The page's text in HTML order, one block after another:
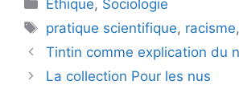
Éthique, Sociologie
Étiquettes
pratique scientifique, racisme
Tintin comme explication du
La collection Pour les nus